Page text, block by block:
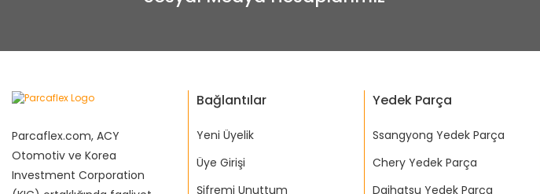
Parcaflex.com, ACY
Otomotiv ve Korea
Investment Corporation
Bağlantılar
Yeni Üyelik
Üye Girişi
Şifremi Unuttum
Yedek Parça
Ssangyong Yedek Parça
Chery Yedek Parça
Daihatsu Yedek Parça